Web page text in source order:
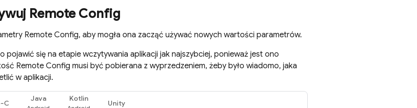
Remote Config
Remote Config, aby mogła ona zacząć używać nowych wartości parametrów.
pojawić się na etapie wczytywania aplikacji jak najszybciej, ponieważ jest ono
Remote Config musi być pobierana z wyprzedzeniem, żeby było wiadomo, jaka
w aplikacji.
C
Java Kotlin
Unity